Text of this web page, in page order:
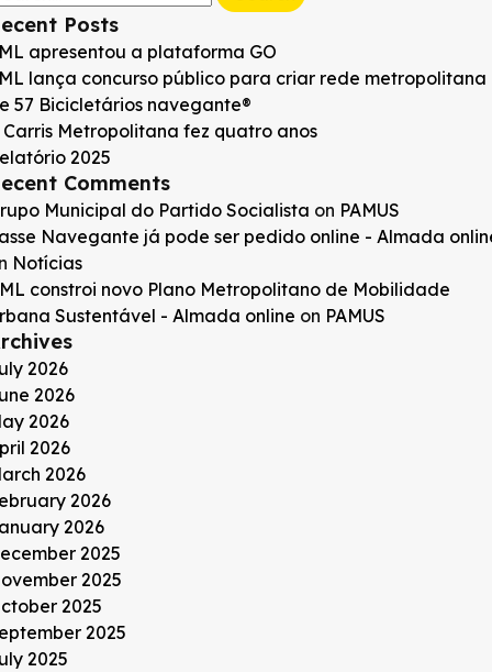
Posts
apresentou a plataforma GO
lança concurso público para criar rede metropolitana
57 Bicicletários navegante®
Carris Metropolitana fez quatro anos
2025
Comments
Municipal do Partido Socialista on PAMUS
Navegante já pode ser pedido online - Almada
Notícias
constroi novo Plano Metropolitano de Mobilidade
Sustentável - Almada online on PAMUS
2026
2026
2026
2026
2026
2026
2026
2025
2025
2025
2025
2025